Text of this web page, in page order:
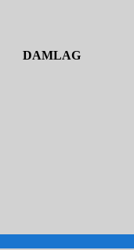
DAMLAG